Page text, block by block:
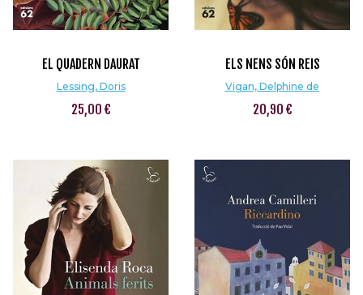
EL QUADERN DAURAT
Lessing, Doris
25,00 €
ELS NENS SÓN REIS
Vigan, Delphine de
20,90 €